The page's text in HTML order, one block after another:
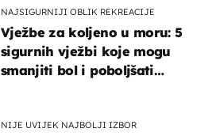
NAJSIGURNIJI OBLIK REKREACIJE
Vježbe za koljeno u moru: 5
sigurnih vježbi koje mogu
smanjiti bol i poboljšati
NIJE UVIJEK NAJBOLJI IZBOR